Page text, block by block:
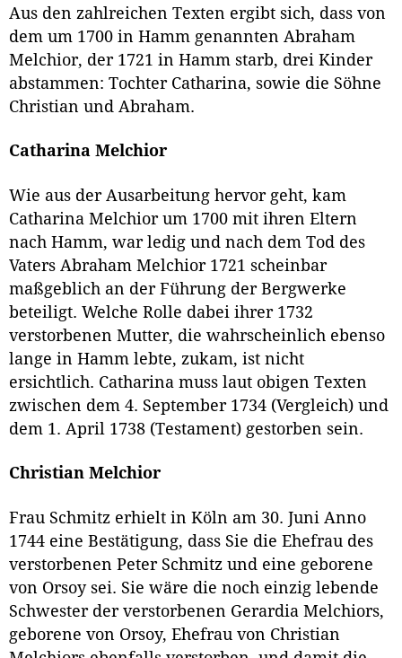
Aus den zahlreichen Texten ergibt sich, dass von
dem um 1700 in Hamm genannten Abraham
Melchior, der 1721 in Hamm starb, drei Kinder
abstammen: Tochter Catharina, sowie die Söhne
Christian und Abraham.
Catharina Melchior
Wie aus der Ausarbeitung hervor geht, kam
Catharina Melchior um 1700 mit ihren Eltern
nach Hamm, war ledig und nach dem Tod des
Vaters Abraham Melchior 1721 scheinbar
maßgeblich an der Führung der Bergwerke
beteiligt. Welche Rolle dabei ihrer 1732
verstorbenen Mutter, die wahrscheinlich ebenso
lange in Hamm lebte, zukam, ist nicht
ersichtlich. Catharina muss laut obigen Texten
zwischen dem 4. September 1734 (Vergleich) und
dem 1. April 1738 (Testament) gestorben sein.
Christian Melchior
Frau Schmitz erhielt in Köln am 30. Juni Anno
1744 eine Bestätigung, dass Sie die Ehefrau des
verstorbenen Peter Schmitz und eine geborene
von Orsoy sei. Sie wäre die noch einzig lebende
Schwester der verstorbenen Gerardia Melchiors,
geborene von Orsoy, Ehefrau von Christian